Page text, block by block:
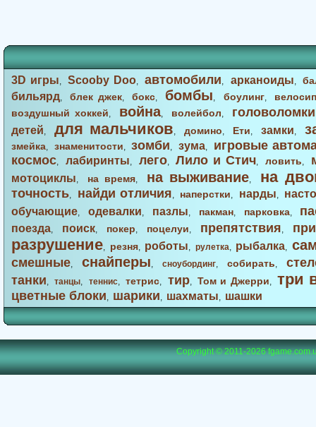
3D игры,Scooby Doo,автомобили, арканоиды,
бильярд,блек джек,бокс, бомбы, боулинг,
воздушный хоккей, война, волейбол, головоломки
детей, для мальчиков, домино, Ети, замки,
змейка, знаменитости,зомби, зума,
игровые
космос, лабиринты, лего,Лило и Стич,ловить,
мотоциклы, на время, на выживание, на
точность, найди отличия, наперстки, нарды,
обучающие, одевалки, пазлы, пакман, парковка,
поезда, поиск, покер, поцелуи, препятствия,
разрушение, резня, роботы, рулетка, рыбалка,
смешные, снайперы, сноубординг, собирать,
танки,танцы, теннис,тетрис, тир,Том и Джерри, три
цветные блоки, шарики, шахматы, шашки
Copyright © 2011-2026